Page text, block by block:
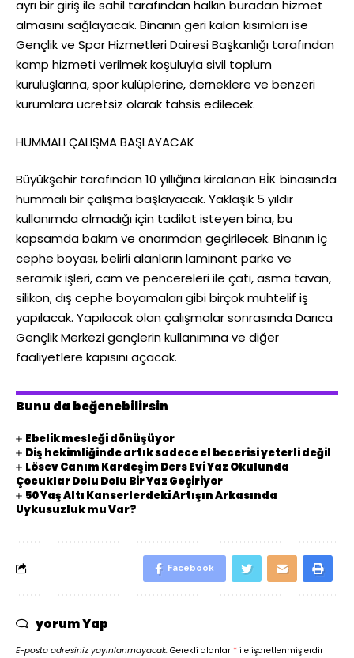
ayrı bir giriş ile sahil tarafından halkın buradan hizmet
almasını sağlayacak. Binanın geri kalan kısımları ise
Gençlik ve Spor Hizmetleri Dairesi Başkanlığı tarafından
kamp hizmeti verilmek koşuluyla sivil toplum
kuruluşlarına, spor kulüplerine, derneklere ve benzeri
kurumlara ücretsiz olarak tahsis edilecek.
HUMMALI ÇALIŞMA BAŞLAYACAK
Büyükşehir tarafından 10 yıllığına kiralanan BİK binasında
hummalı bir çalışma başlayacak. Yaklaşık 5 yıldır
kullanımda olmadığı için tadilat isteyen bina, bu
kapsamda bakım ve onarımdan geçirilecek. Binanın iç
cephe boyası, belirli alanların laminant parke ve
seramik işleri, cam ve pencereleri ile çatı, asma tavan,
silikon, dış cephe boyamaları gibi birçok muhtelif iş
yapılacak. Yapılacak olan çalışmalar sonrasında Darıca
Gençlik Merkezi gençlerin kullanımına ve diğer
faaliyetlere kapısını açacak.
Bunu da beğenebilirsin
Ebelik mesleği dönüşüyor
Diş hekimliğinde artık sadece el becerisi yeterli değil
Lösev Canım Kardeşim Ders Evi Yaz Okulunda
Çocuklar Dolu Dolu Bir Yaz Geçiriyor
50 Yaş Altı Kanserlerdeki Artışın Arkasında
Uykusuzluk mu Var?
Facebook
yorum Yap
E-posta adresiniz yayınlanmayacak. Gerekli alanlar * ile işaretlenmişlerdir